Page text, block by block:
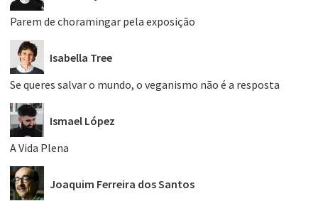
Parem de choramingar pela exposição
Isabella Tree
Se queres salvar o mundo, o veganismo não é a resposta
Ismael López
A Vida Plena
Joaquim Ferreira dos Santos